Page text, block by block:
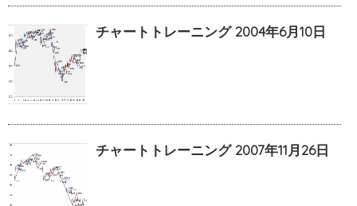
チャートトレーニング 2004年6月10日
チャートトレーニング 2007年11月26日